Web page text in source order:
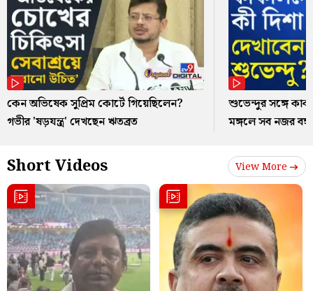
কেন অভিষেক সুপ্রিম কোর্টে গিয়েছিলেন?
গভীর 'ষড়যন্ত্র' দেখছেন ঋতব্রত
শুভেন্দুর সঙ্গে
মঙ্গলে সব নজর
Short Videos View More